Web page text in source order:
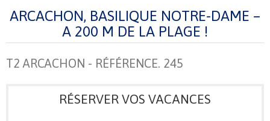
ARCACHON, BASILIQUE NOTRE-DAME –
A 200 M DE LA PLAGE !
T2 ARCACHON - RÉFÉRENCE. 245
RÉSERVER VOS VACANCES